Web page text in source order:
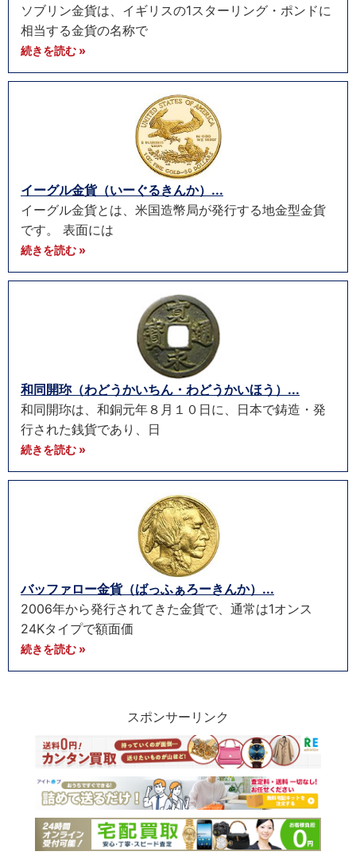
ソブリン金貨は、イギリスの1スターリング・ポンドに
相当する金貨の名称で
続きを読む »
イーグル金貨（いーぐるきんか）...
イーグル金貨とは、米国造幣局が発行する地金型金貨
です。 表面には
続きを読む »
和同開珎（わどうかいちん・わどうかいほう）...
和同開珎は、和銅元年８月１０日に、日本で鋳造・発
行された銭貨であり、日
続きを読む »
バッファロー金貨（ばっふぁろーきんか）...
2006年から発行されてきた金貨で、通常は1オンス
24Kタイプで額面価
続きを読む »
スポンサーリンク